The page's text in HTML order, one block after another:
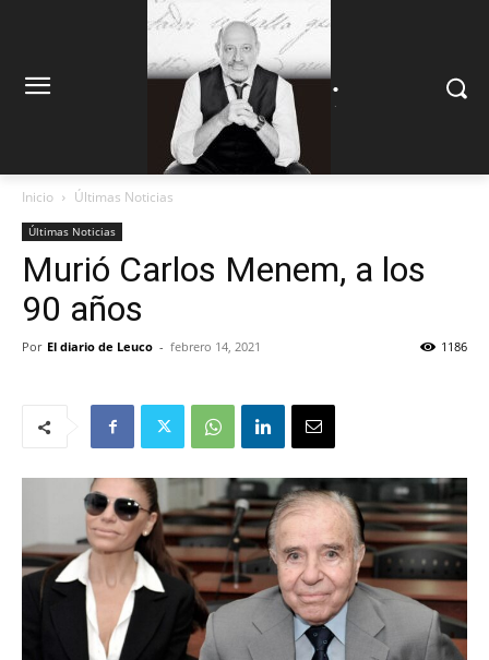
.
Inicio Últimas Noticias
Últimas Noticias
Murió Carlos Menem, a los
90 años
Por El diario de Leuco - febrero 14, 2021 1186